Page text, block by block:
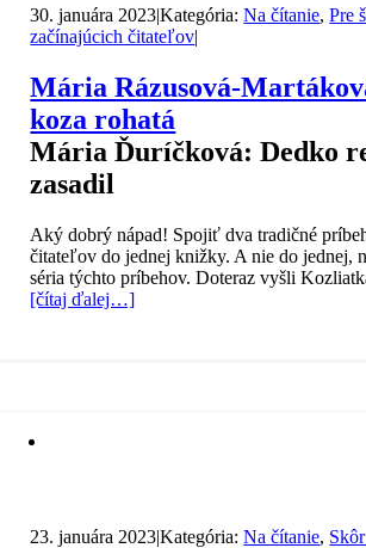
30. januára 2023|Kategória:Na čítanie,Pre
začínajúcich čitateľov|
Mária Rázusová-
koza rohatá
Mária Ďuríčková: Dedko
zasadil
Aký dobrý nápad! Spojiť dva tradičné
čitateľov do jednej knižky. A nie do jednej,
séria týchto príbehov. Doteraz vyšli
[čítaj ďalej…]
23. januára 2023|Kategória:Na čítanie,